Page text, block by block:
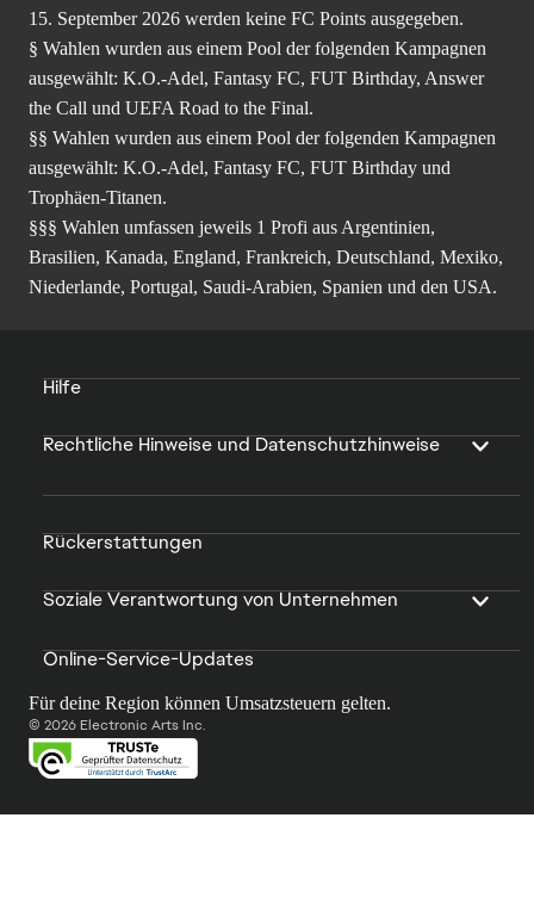
15. September 2026 werden keine FC Points ausgegeben.
§ Wahlen wurden aus einem Pool der folgenden Kampagnen
ausgewählt: K.O.-Adel, Fantasy FC, FUT Birthday, Answer
the Call und UEFA Road to the Final.
§§ Wahlen wurden aus einem Pool der folgenden Kampagnen
ausgewählt: K.O.-Adel, Fantasy FC, FUT Birthday und
Trophäen-Titanen.
§§§ Wahlen umfassen jeweils 1 Profi aus Argentinien,
Brasilien, Kanada, England, Frankreich, Deutschland, Mexiko,
Niederlande, Portugal, Saudi-Arabien, Spanien und den USA.
Hilfe
Rechtliche Hinweise und Datenschutzhinweise
Rückerstattungen
Soziale Verantwortung von Unternehmen
Online-Service-Updates
Für deine Region können Umsatzsteuern gelten.
© 2026 Electronic Arts Inc.